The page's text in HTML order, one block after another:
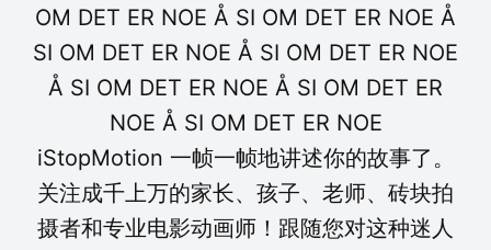
OM DET ER NOE Å SI OM DET ER NOE Å
SI OM DET ER NOE Å SI OM DET ER NOE
Å SI OM DET ER NOE Å SI OM DET ER
NOE Å SI OM DET ER NOE
iStopMotion 一帧一帧地讲述你的故事了。
关注成千上万的家长、孩子、老师、砖块拍
摄者和专业电影动画师！跟随您对这种迷人